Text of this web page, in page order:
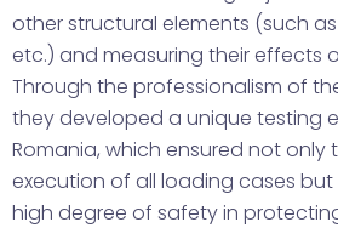
other structural elements (such
etc.) and measuring their effects
Through the professionalism of
they developed a unique testing
Romania, which ensured not only
execution of all loading cases
high degree of safety in